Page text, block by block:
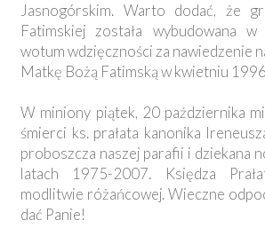
Jasnogórskim. Warto dodać, że
Fatimskiej została wybudowana
wotum wdzięczności za nawiedzenie
Matkę Bożą Fatimską w kwietniu
W miniony piątek, 20 października
śmierci ks. prałata kanonika
proboszcza naszej parafii i dziekana
latach 1975-2007. Księdza
modlitwie różańcowej. Wieczne
dać Panie!